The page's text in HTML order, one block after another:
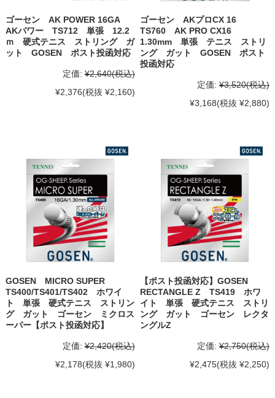
ゴーセン AK POWER 16GA
AKパワー TS712 単張 12.2
ｍ 硬式テニス ストリング ガ
ット GOSEN ポスト投函対応
定価: ¥2,640(税込)
¥2,376(税抜 ¥2,160)
ゴーセン AKプロCX 16
TS760 AK PRO CX16
1.30mm 単張 テニス ストリ
ング ガット GOSEN ポスト
投函対応
定価: ¥3,520(税込)
¥3,168(税抜 ¥2,880)
GOSEN MICRO SUPER
TS400/TS401/TS402 ホワイ
ト 単張 硬式テニス ストリン
グ ガット ゴーセン ミクロス
ーパー【ポスト投函対応】
定価: ¥2,420(税込)
¥2,178(税抜 ¥1,980)
【ポスト投函対応】GOSEN
RECTANGLE Z TS419 ホワ
イト 単張 硬式テニス ストリ
ング ガット ゴーセン レクタ
ングルZ
定価: ¥2,750(税込)
¥2,475(税抜 ¥2,250)